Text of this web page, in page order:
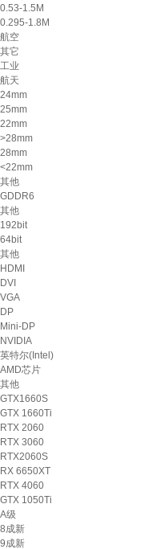
0.53-1.5M
0.295-1.8M
航空
其它
工业
航天
24mm
25mm
22mm
>28mm
28mm
<22mm
其他
GDDR6
其他
192bit
64bit
其他
HDMI
DVI
VGA
DP
Mini-DP
NVIDIA
英特尔(Intel)
AMD芯片
其他
GTX1660S
GTX 1660Ti
RTX 2060
RTX 3060
RTX2060S
RX 6650XT
RTX 4060
GTX 1050Ti
A级
8成新
9成新